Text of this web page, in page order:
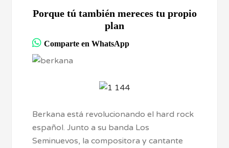
Porque tú también mereces tu propio
plan
Comparte en WhatsApp
Berkana está revolucionando el hard rock
español. Junto a su banda Los
Seminuevos, la compositora y cantante